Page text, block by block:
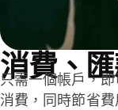
消費、
只需一個帳戶，
消費，同時節省費